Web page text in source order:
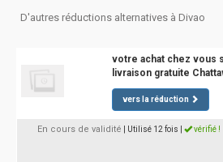
D'autres réductions alternatives à Divao
votre achat chez vous
livraison gratuite
vers la réduction
En cours de validité | Utilisé 12 fois vérifié !